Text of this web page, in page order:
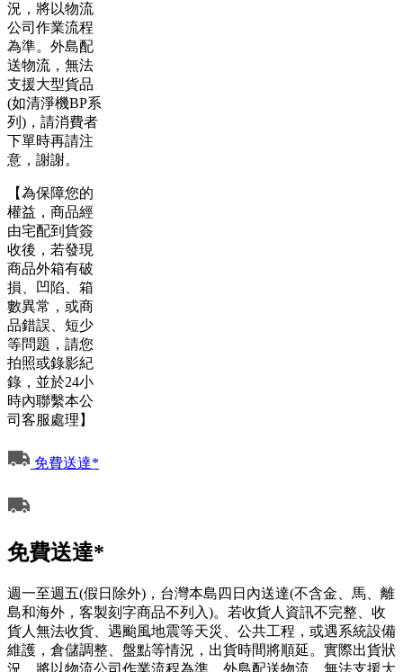
況，將以物流
公司作業流程
為準。外島配
送物流，無法
支援大型貨品
(如清淨機BP系
列)，請消費者
下單時再請注
意，謝謝。
【為保障您的
權益，商品經
由宅配到貨簽
收後，若發現
商品外箱有破
損、凹陷、箱
數異常，或商
品錯誤、短少
等問題，請您
拍照或錄影紀
錄，並於24小
時內聯繫本公
司客服處理】
免費送達*
免費送達*
週一至週五(假日除外)，台灣本島四日內送達(不含金、馬、離
島和海外，客製刻字商品不列入)。若收貨人資訊不完整、收
貨人無法收貨、遇颱風地震等天災、公共工程，或遇系統設備
維護，倉儲調整、盤點等情況，出貨時間將順延。實際出貨狀
況，將以物流公司作業流程為準。外島配送物流，無法支援大